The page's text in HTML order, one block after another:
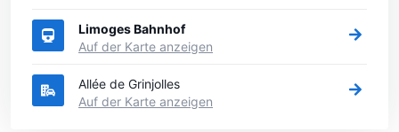
Limoges Bahnhof
Auf der Karte anzeigen
Allée de Grinjolles
Auf der Karte anzeigen